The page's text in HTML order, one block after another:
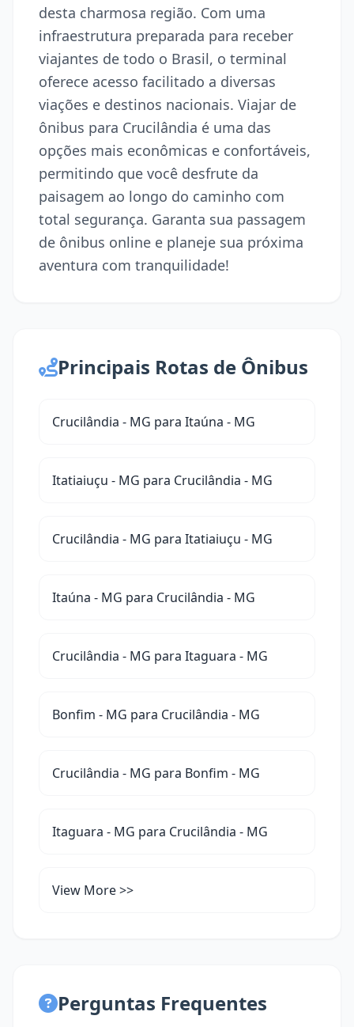
desta charmosa região. Com uma
infraestrutura preparada para receber
viajantes de todo o Brasil, o terminal
oferece acesso facilitado a diversas
viações e destinos nacionais. Viajar de
ônibus para Crucilândia é uma das
opções mais econômicas e confortáveis,
permitindo que você desfrute da
paisagem ao longo do caminho com
total segurança. Garanta sua passagem
de ônibus online e planeje sua próxima
aventura com tranquilidade!
Principais Rotas de Ônibus
Crucilândia - MG para Itaúna - MG
Itatiaiuçu - MG para Crucilândia - MG
Crucilândia - MG para Itatiaiuçu - MG
Itaúna - MG para Crucilândia - MG
Crucilândia - MG para Itaguara - MG
Bonfim - MG para Crucilândia - MG
Crucilândia - MG para Bonfim - MG
Itaguara - MG para Crucilândia - MG
View More >>
Perguntas Frequentes